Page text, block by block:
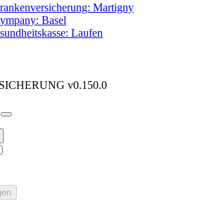
Martigny
Basel
Laufen
v0.150.0